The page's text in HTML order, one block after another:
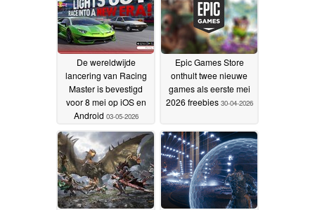
De wereldwijde
lancering van Racing
Master is bevestigd
voor 8 mei op iOS en
Android 03-05-2026
Epic Games Store
onthult twee nieuwe
games als eerste mei
2026 freebies 30-04-2026